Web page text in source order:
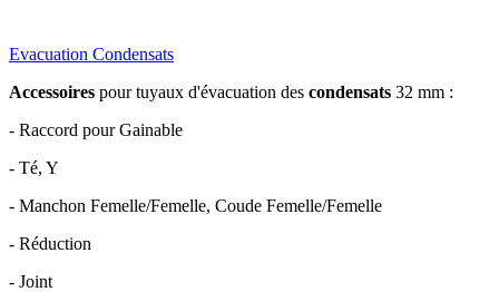
Evacuation Condensats
Accessoires pour tuyaux d'évacuation des condensats 32 mm :
- Raccord pour Gainable
- Té, Y
- Manchon Femelle/Femelle, Coude Femelle/Femelle
- Réduction
- Joint